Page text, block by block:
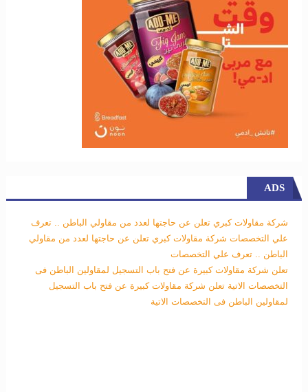
ADS
شركة مقاولات كبري تعلن عن حاجتها لعدد من مقاولي الباطن .. تعرف
علي التخصصات شركة مقاولات كبري تعلن عن حاجتها لعدد من مقاولي
الباطن .. تعرف علي التخصصات
تعلن شركة مقاولات كبيرة عن فتح باب التسجيل لمقاولين الباطن فى
التخصصات الاتية تعلن شركة مقاولات كبيرة عن فتح باب التسجيل
لمقاولين الباطن فى التخصصات الاتية